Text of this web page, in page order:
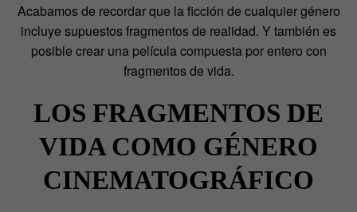
Acabamos de recordar que la ficción de cualquier género
incluye supuestos fragmentos de realidad. Y también es
posible crear una película compuesta por entero con
fragmentos de vida.
LOS FRAGMENTOS DE
VIDA COMO GÉNERO
CINEMATOGRÁFICO